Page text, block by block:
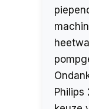
Philips